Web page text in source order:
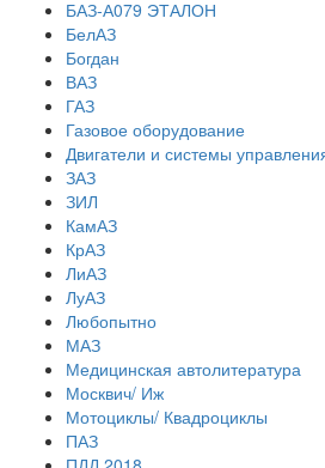
БАЗ-А079 ЭТАЛОН
БелАЗ
Богдан
ВАЗ
ГАЗ
Газовое оборудование
Двигатели и системы
ЗАЗ
ЗИЛ
КамАЗ
КрАЗ
ЛиАЗ
ЛуАЗ
Любопытно
МАЗ
Медицинская автолитература
Москвич/ Иж
Мотоциклы/ Квадроциклы
ПАЗ